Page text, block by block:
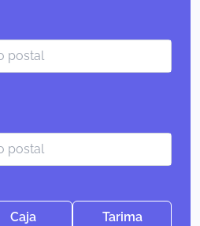
Caja Tarima